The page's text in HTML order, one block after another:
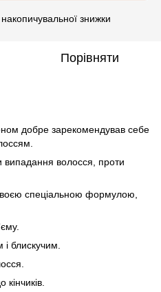
знижки
Порівняти
добре зарекомендував себе
випадання волосся, проти
спеціальною формулою,
блискучим.